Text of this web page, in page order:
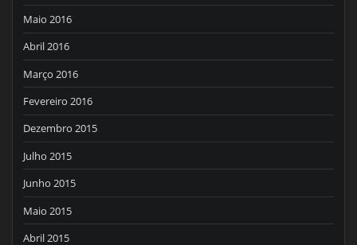
Maio 2016
Abril 2016
Março 2016
Fevereiro 2016
Dezembro 2015
Julho 2015
Junho 2015
Maio 2015
Abril 2015